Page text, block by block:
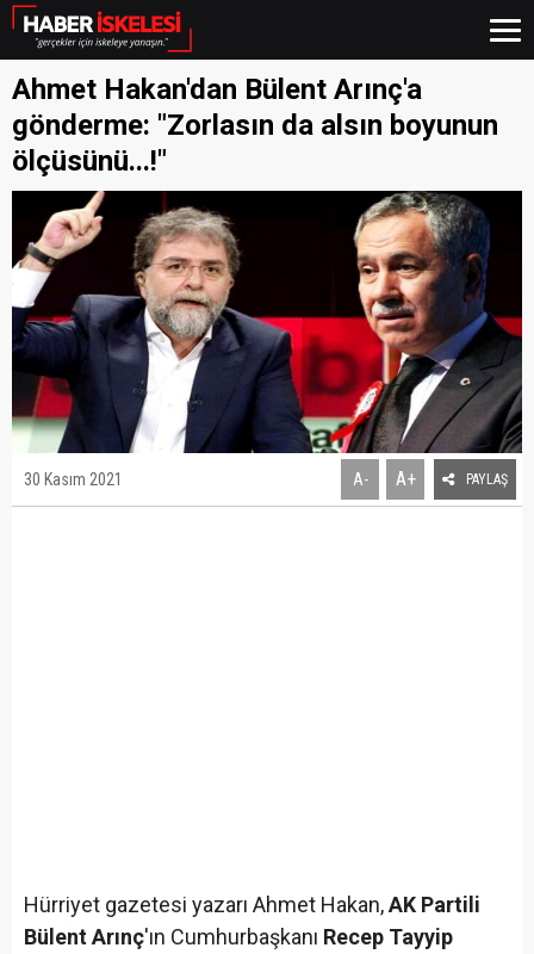
Ahmet Hakan'dan Bülent Arınç'a
gönderme: "Zorlasın da alsın boyunun
ölçüsünü...!"
30 Kasım 2021 A- A+ PAYLAŞ
Hürriyet gazetesi yazarı Ahmet Hakan,AK Partili
Bülent Arınç'ın Cumhurbaşkanı Recep Tayyip